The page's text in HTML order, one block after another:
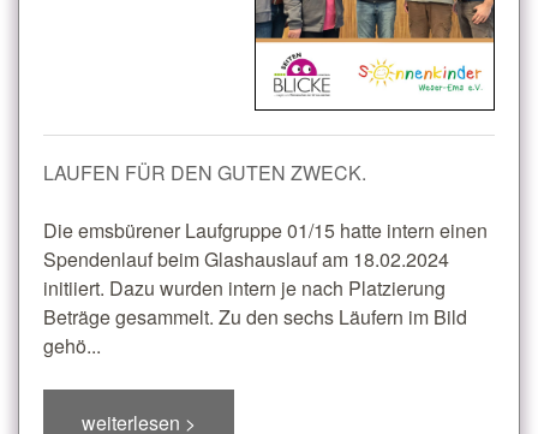
LAUFEN FÜR DEN GUTEN ZWECK.
Die emsbürener Laufgruppe 01/15 hatte intern einen
Spendenlauf beim Glashauslauf am 18.02.2024
initiiert. Dazu wurden intern je nach Platzierung
Beträge gesammelt. Zu den sechs Läufern im Bild
gehö...
weiterlesen >